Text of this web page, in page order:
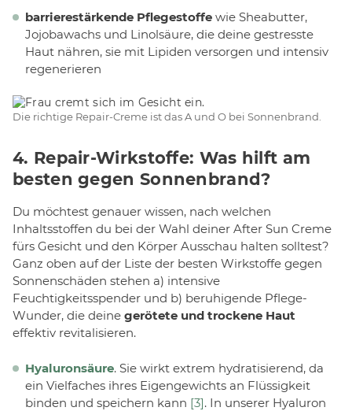
barrierestärkende Pflegestoffe wie Sheabutter,
Jojobawachs und Linolsäure, die deine gestresste
Haut nähren, sie mit Lipiden versorgen und intensiv
regenerieren
Die richtige Repair-Creme ist das A und O bei Sonnenbrand.
4. Repair-Wirkstoffe: Was hilft am
besten gegen Sonnenbrand?
Du möchtest genauer wissen, nach welchen
Inhaltsstoffen du bei der Wahl deiner After Sun Creme
fürs Gesicht und den Körper Ausschau halten solltest?
Ganz oben auf der Liste der besten Wirkstoffe gegen
Sonnenschäden stehen a) intensive
Feuchtigkeitsspender und b) beruhigende Pflege-
Wunder, die deine gerötete und trockene Haut
effektiv revitalisieren.
Hyaluronsäure. Sie wirkt extrem hydratisierend, da
ein Vielfaches ihres Eigengewichts an Flüssigkeit
binden und speichern kann [3]. In unserer Hyaluron